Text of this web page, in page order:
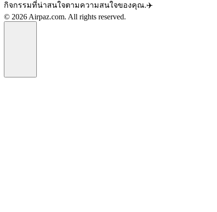
กิจกรรมที่น่าสนใจตามความสนใจของคุณ.✈️
© 2026 Airpaz.com. All rights reserved.